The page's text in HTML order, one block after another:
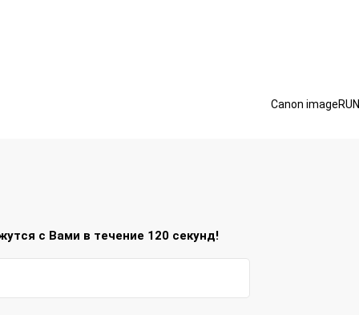
Canon
с Вами в течение 120 секунд!